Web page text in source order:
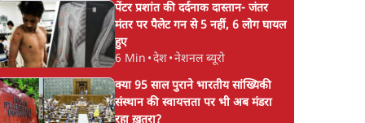
पेंटर प्रशांत की दर्दनाक दास्तान- जंतर
मंतर पर पैलेट गन से 5 नहीं, 6 लोग घायल
हुए
6 Min •देश•नेशनल ब्यूरो
क्या 95 साल पुराने भारतीय सांख्यिकी
संस्थान की स्वायत्तता पर भी अब मंडरा